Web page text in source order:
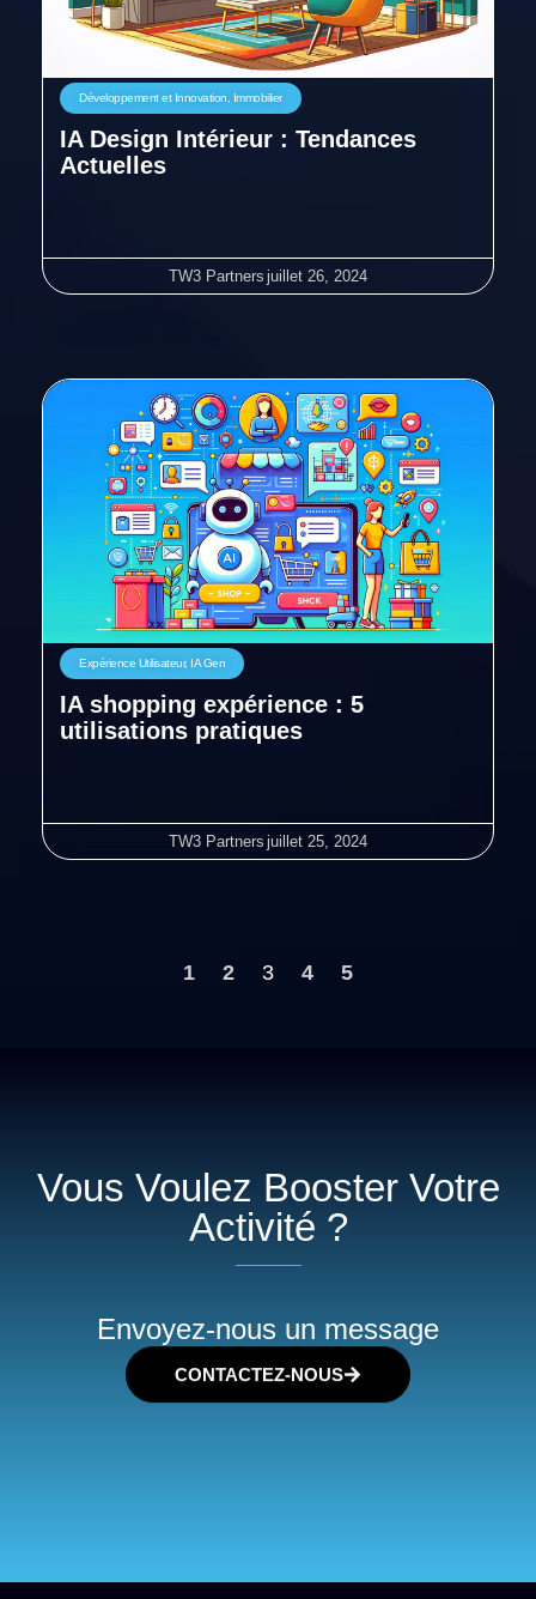
Développement et Innovation, Immobilier
IA Design Intérieur : Tendances
Actuelles
TW3 Partners juillet 26, 2024
Expérience Utilisateur, IA Gen
IA shopping expérience : 5
utilisations pratiques
TW3 Partners juillet 25, 2024
1 2 3 4 5
Vous Voulez Booster Votre
Activité ?
Envoyez-nous un message
CONTACTEZ-NOUS